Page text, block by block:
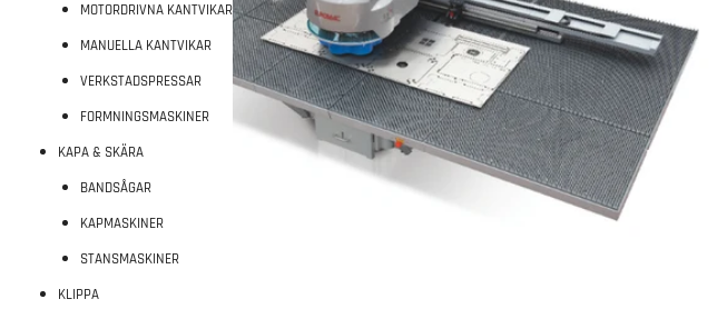
MOTORDRIVNA KANTVIKAR
MANUELLA KANTVIKAR
VERKSTADSPRESSAR
FORMNINGSMASKINER
KAPA & SKÄRA
BANDSÅGAR
KAPMASKINER
STANSMASKINER
KLIPPA